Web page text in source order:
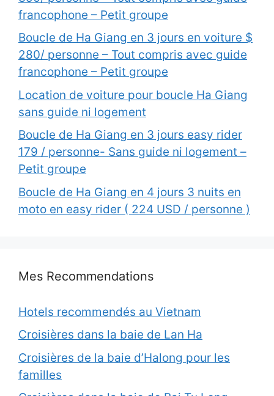
francophone – Petit groupe
Boucle de Ha Giang en 3 jours en voiture $
280/ personne – Tout compris avec guide
francophone – Petit groupe
Location de voiture pour boucle Ha Giang
sans guide ni logement
Boucle de Ha Giang en 3 jours easy rider
179 / personne- Sans guide ni logement –
Petit groupe
Boucle de Ha Giang en 4 jours 3 nuits en
moto en easy rider ( 224 USD / personne )
Mes Recommendations
Hotels recommendés au Vietnam
Croisières dans la baie de Lan Ha
Croisières de la baie d’Halong pour les
familles